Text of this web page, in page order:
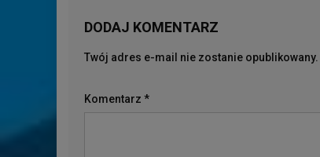
DODAJ KOMENTARZ
Twój adres e-mail nie zostanie opublikowany.
Komentarz *